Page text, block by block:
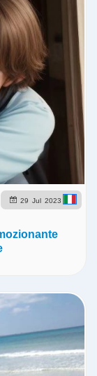
29 Jul 2023